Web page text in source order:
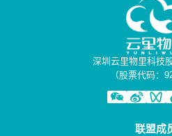
深圳云里物里科技
（股票代码：
联盟成